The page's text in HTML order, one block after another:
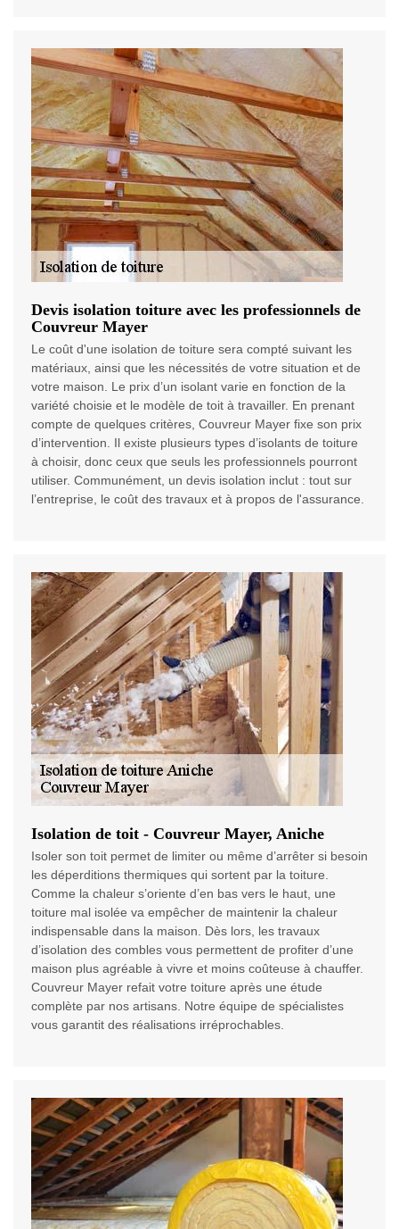
Devis isolation toiture avec les professionnels de
Couvreur Mayer
Le coût d'une isolation de toiture sera compté suivant les
matériaux, ainsi que les nécessités de votre situation et de
votre maison. Le prix d’un isolant varie en fonction de la
variété choisie et le modèle de toit à travailler. En prenant
compte de quelques critères, Couvreur Mayer fixe son prix
d’intervention. Il existe plusieurs types d’isolants de toiture
à choisir, donc ceux que seuls les professionnels pourront
utiliser. Communément, un devis isolation inclut : tout sur
l’entreprise, le coût des travaux et à propos de l'assurance.
Isolation de toit - Couvreur Mayer, Aniche
Isoler son toit permet de limiter ou même d’arrêter si besoin
les déperditions thermiques qui sortent par la toiture.
Comme la chaleur s’oriente d’en bas vers le haut, une
toiture mal isolée va empêcher de maintenir la chaleur
indispensable dans la maison. Dès lors, les travaux
d’isolation des combles vous permettent de profiter d’une
maison plus agréable à vivre et moins coûteuse à chauffer.
Couvreur Mayer refait votre toiture après une étude
complète par nos artisans. Notre équipe de spécialistes
vous garantit des réalisations irréprochables.